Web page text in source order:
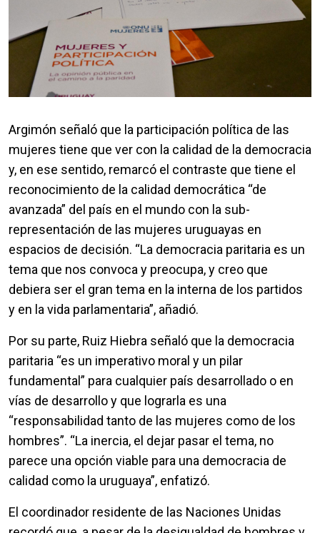
Argimón señaló que la participación política de las
mujeres tiene que ver con la calidad de la democracia
y, en ese sentido, remarcó el contraste que tiene el
reconocimiento de la calidad democrática “de
avanzada” del país en el mundo con la sub-
representación de las mujeres uruguayas en
espacios de decisión. “La democracia paritaria es un
tema que nos convoca y preocupa, y creo que
debiera ser el gran tema en la interna de los partidos
y en la vida parlamentaria”, añadió.
Por su parte, Ruiz Hiebra señaló que la democracia
paritaria “es un imperativo moral y un pilar
fundamental” para cualquier país desarrollado o en
vías de desarrollo y que lograrla es una
“responsabilidad tanto de las mujeres como de los
hombres”. “La inercia, el dejar pasar el tema, no
parece una opción viable para una democracia de
calidad como la uruguaya”, enfatizó.
El coordinador residente de las Naciones Unidas